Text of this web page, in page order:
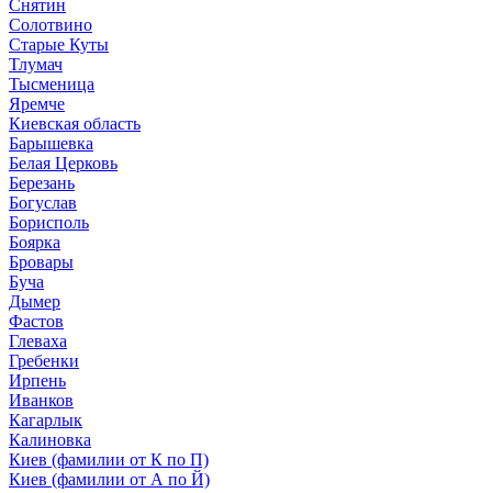
Снятин
Солотвино
Старые Куты
Тлумач
Тысменица
Яремче
Киевская область
Барышевка
Белая Церковь
Березань
Богуслав
Борисполь
Боярка
Бровары
Буча
Дымер
Фастов
Глеваха
Гребенки
Ирпень
Иванков
Кагарлык
Калиновка
Киев (фамилии от К по П)
Киев (фамилии от А по Й)